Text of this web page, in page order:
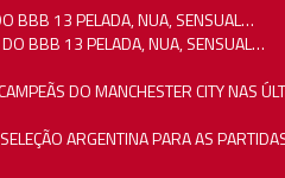
BBB 13 PELADA, NUA, SENSUAL…
BBB 13 PELADA, NUA, SENSUAL…
DO MANCHESTER CITY NAS
ARGENTINA PARA AS